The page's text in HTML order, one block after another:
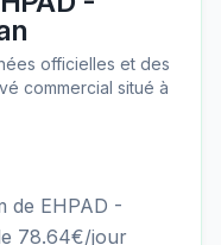
officielles et des
commercial situé à
de EHPAD -
78.64€/jour